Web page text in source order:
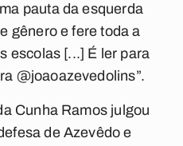
pauta da esquerda
gênero e fere toda a
escolas [...] É ler para
@joaoazevedolins”.
Cunha Ramos julgou
de Azevêdo e